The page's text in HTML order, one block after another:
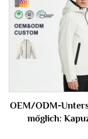
OEM/ODM-
möglich: